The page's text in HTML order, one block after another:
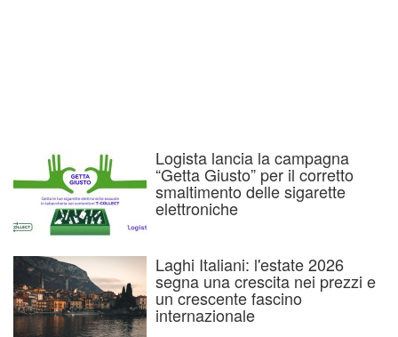
Logista lancia la campagna
“Getta Giusto” per il corretto
smaltimento delle sigarette
elettroniche
Laghi Italiani: l'estate 2026
segna una crescita nei prezzi e
un crescente fascino
internazionale